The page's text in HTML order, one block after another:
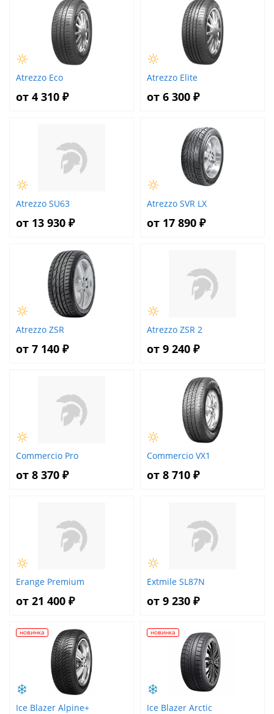
Atrezzo Eco
от 4 310 ₽
Atrezzo Elite
от 6 300 ₽
Atrezzo SU63
от 13 930 ₽
Atrezzo SVR LX
от 17 890 ₽
Atrezzo ZSR
от 7 140 ₽
Atrezzo ZSR 2
от 9 240 ₽
Commercio Pro
от 8 370 ₽
Commercio VX1
от 8 710 ₽
Erange Premium
от 21 400 ₽
Extmile SL87N
от 9 230 ₽
новинка
Ice Blazer Alpine+
новинка
Ice Blazer Arctic